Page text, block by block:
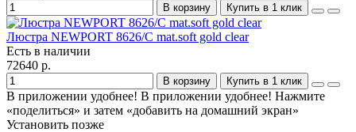
В корзину Купить в 1 клик
Люстра NEWPORT 8626/C mat.soft gold clear
Есть в наличии
72640 р.
В корзину Купить в 1 клик
В приложении удобнее! В приложении удобнее! Нажмите
«поделиться» и затем «добавить на домашний экран»
Установить позже